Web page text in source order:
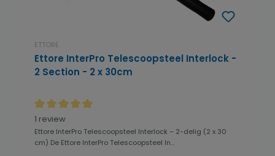
ETTORE
Ettore InterPro Telescoopsteel Interlock -
2 Section - 2 x 30cm
Gemiddelde waardering van 5 van 5 sterren
1 review
Ettore InterPro Telescoopsteel Interlock – 2-delig (2 x 30
cm) De Ettore InterPro Telescoopsteel In...